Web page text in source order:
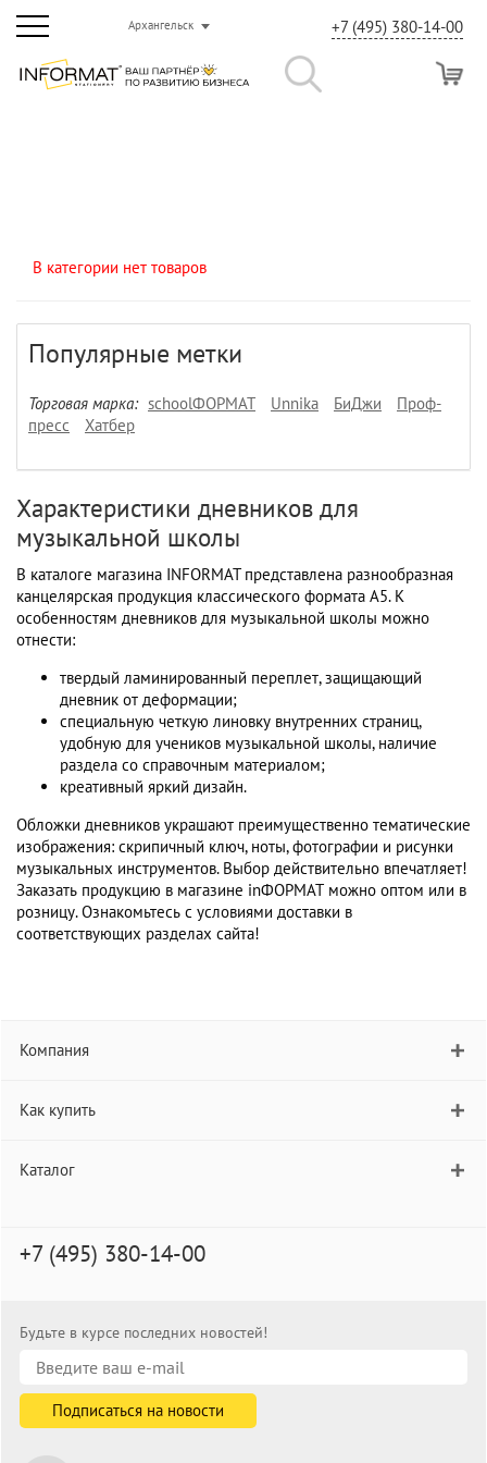
Архангельск +7 (495) 380-14-00
В категории нет товаров
Популярные метки
Торговая марка: schoolФОРМАТ Unnika БиДжи
Проф-
пресс
Хатбер
Характеристики дневников для
музыкальной школы
В каталоге магазина INFORMAT представлена разнообразная
канцелярская продукция классического формата А5. К
особенностям дневников для музыкальной школы можно
отнести:
твердый ламинированный переплет, защищающий
дневник от деформации;
специальную четкую линовку внутренних страниц,
удобную для учеников музыкальной школы, наличие
раздела со справочным материалом;
креативный яркий дизайн.
Обложки дневников украшают преимущественно тематические
изображения: скрипичный ключ, ноты, фотографии и рисунки
музыкальных инструментов. Выбор действительно впечатляет!
Заказать продукцию в магазине inФОРМАТ можно оптом или в
розницу. Ознакомьтесь с условиями доставки в
соответствующих разделах сайта!
Компания
Как купить
Каталог
+7 (495) 380-14-00
Будьте в курсе последних новостей!